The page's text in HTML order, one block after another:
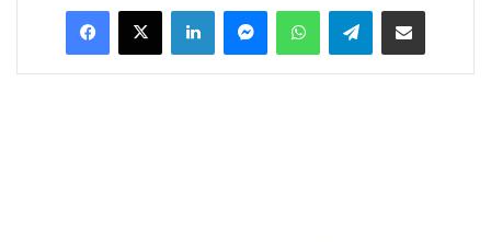
Telegram